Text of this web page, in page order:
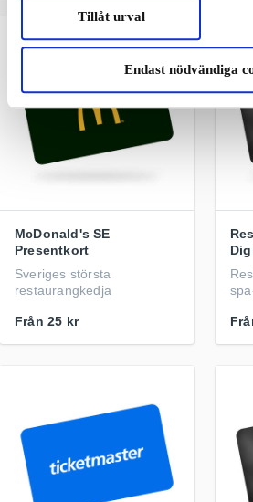
Tillåt urval
Endast nödvändiga
McDonald's SE
Presentkort
Sveriges största
restaurangkedja
Från 25 kr